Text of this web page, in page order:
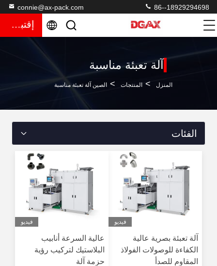
connie@ax-pack.com 86--18929294698
إقتباس
آلة تعبئة مناسبة
المنزل > المنتجات > الصين آلة تعبئة مناسبة
الفئات
فيديو
آلة تعبئة بصرية عالية
الكفاءة للوصولات الفولاذ
المقاوم للصدأ
فيديو
عالية السرعة أنابيب
البلاستيك لتركيب رؤية
حزمة آلة